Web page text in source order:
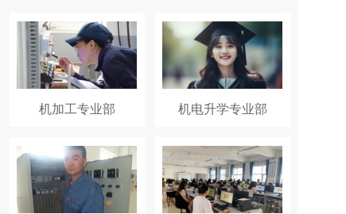
机加工专业部 机电升学专业部